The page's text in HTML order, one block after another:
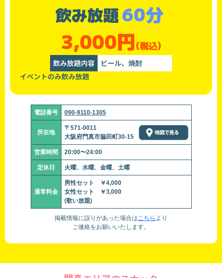
飲み放題60分
3,000円(税込)
飲み放題内容
ビール、焼酎
イベントのみ飲み放題
電話番号 090-9110-1305
所在地
〒571-0011
大阪府門真市脇田町30-15
営業時間 20:00〜24:00
定休日 火曜、水曜、金曜、土曜
通常料金
男性セット ￥4,000
女性セット ￥3,000
(歌い放題)
掲載情報に誤りがあった場合はこちら より
ご連絡をお願いいたします。